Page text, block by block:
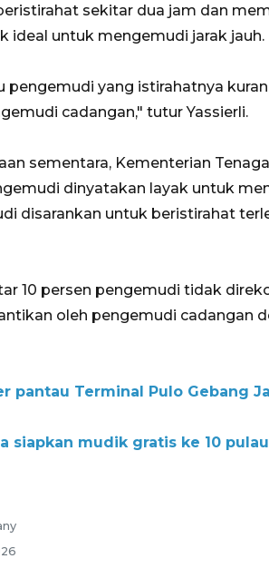
sekitar dua jam dan
ideal untuk mengemudi jarak jauh.
pengemudi yang istirahatnya
cadangan," tutur Yassierli.
sementara, Kementerian
dinyatakan layak untuk
disarankan untuk beristirahat
10 persen pengemudi tidak
oleh pengemudi cadangan
pantau Terminal Pulo Gebang
siapkan mudik gratis ke 10